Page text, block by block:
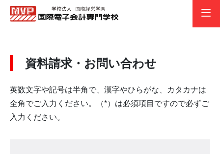
メニ
資料請求・お問い合わせ
英数文字や記号は半角で、漢字やひらがな、カタカナは
全角でご入力ください。（*）は必須項目ですので必ずご
入力ください。